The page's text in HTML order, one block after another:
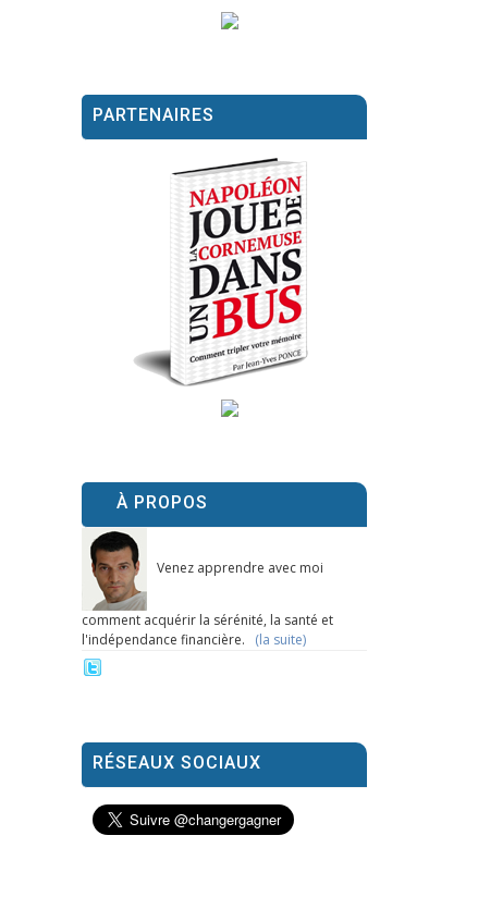
PARTENAIRES
À PROPOS
Venez apprendre avec moi
comment acquérir la sérénité, la santé et
l'indépendance financière. (la suite)
RÉSEAUX SOCIAUX